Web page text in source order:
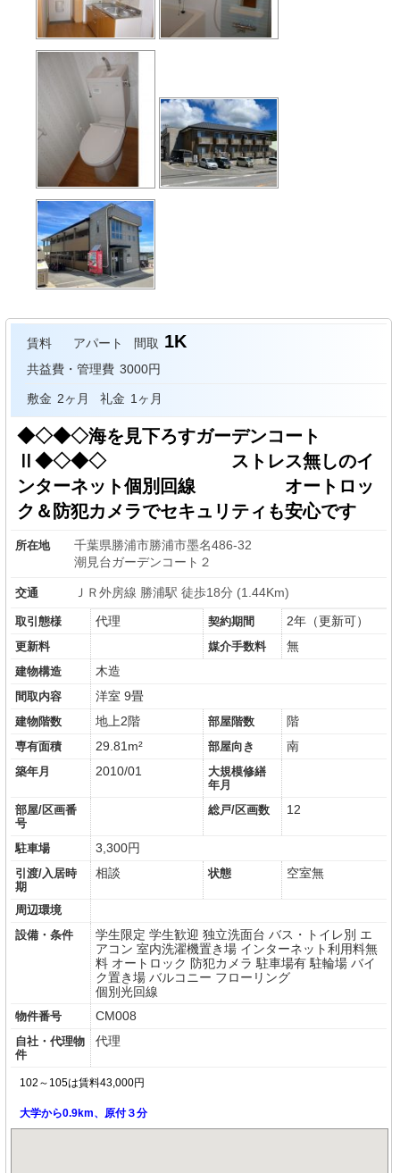
賃料 アパート 間取 1K
共益費・管理費 3000円
敷金 2ヶ月 礼金 1ヶ月
◆◇◆◇海を見下ろすガーデンコート
Ⅱ◆◇◆◇ ストレス無しのイ
ンターネット個別回線 オートロッ
ク＆防犯カメラでセキュリティも安心です
所在地
千葉県勝浦市勝浦市墨名486-32
潮見台ガーデンコート２
交通 ＪＲ外房線 勝浦駅 徒歩18分 (1.44Km)
取引態様 代理 契約期間 2年（更新可）
更新料 媒介手数料 無
建物構造 木造
間取内容 洋室 9畳
建物階数 地上2階 部屋階数 階
専有面積 29.81m² 部屋向き 南
築年月 2010/01
大規模修繕
年月
部屋/区画番
号
総戸/区画数 12
駐車場 3,300円
引渡/入居時
期
相談 状態 空室無
周辺環境
設備・条件
学生限定 学生歓迎 独立洗面台 バス・トイレ別 エ
アコン 室内洗濯機置き場 インターネット利用料無
料 オートロック 防犯カメラ 駐車場有 駐輪場 バイ
ク置き場 バルコニー フローリング
個別光回線
物件番号 CM008
自社・代理物
件
代理
102～105は賃料43,000円
大学から0.9km、原付３分